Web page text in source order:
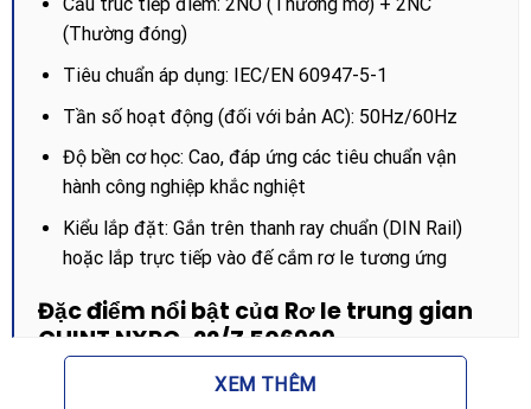
Cấu trúc tiếp điểm: 2NO (Thường mở) + 2NC
(Thường đóng)
Tiêu chuẩn áp dụng: IEC/EN 60947-5-1
Tần số hoạt động (đối với bản AC): 50Hz/60Hz
Độ bền cơ học: Cao, đáp ứng các tiêu chuẩn vận
hành công nghiệp khắc nghiệt
Kiểu lắp đặt: Gắn trên thanh ray chuẩn (DIN Rail)
hoặc lắp trực tiếp vào đế cắm rơ le tương ứng
Đặc điểm nổi bật của Rơ le trung gian
CHINT NXRC-22/Z 506929
Sản phẩm Rơ le trung gian CHINT NXRC-22/Z 506929
XEM THÊM